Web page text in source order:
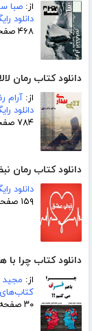
از: صبا
دانلود
۴۶۸ صفحه
دانلود کتاب رمان
از: آرام
دانلود
۷۸۴ صفحه
دانلود کتاب رمان
دانلود
۱۵۹ صفحه
دانلود کتاب چرا
از: مجید
۳۰ صفحه